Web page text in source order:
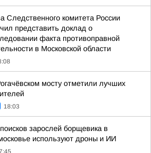
Следственного комитета России
представить доклад о
факта противоправной
в Московской области
мосту отметили лучших
18:03
зарослей борщевика в
используют дроны и ИИ